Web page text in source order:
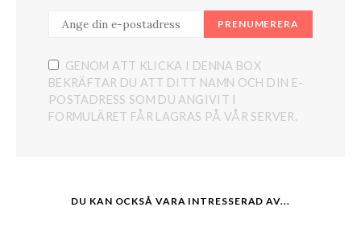
PRENUMERERA
GENOM ATT KLICKA I DENNA BOX
BEKRÄFTAR DU ATT DITT NAMN OCH DIN E-
POSTADRESS SOM DU ANGIVIT I
FORMULÄRET FÅR LAGRAS PÅ VÅR SERVER.
DU KAN OCKSÅ VARA INTRESSERAD AV...